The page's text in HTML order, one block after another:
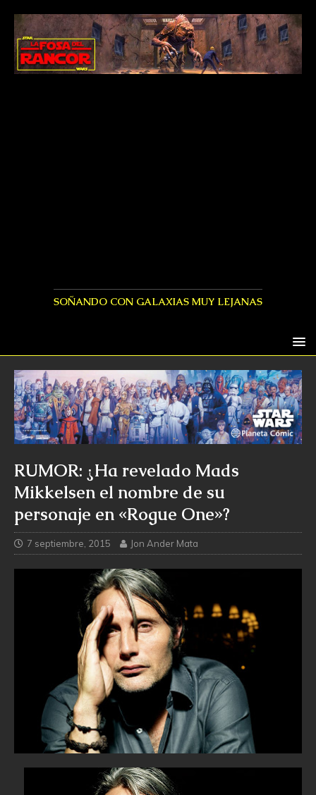
SOÑANDO CON GALAXIAS MUY LEJANAS
RUMOR: ¿Ha revelado Mads
Mikkelsen el nombre de su
personaje en «Rogue One»?
7 septiembre, 2015 Jon Ander Mata